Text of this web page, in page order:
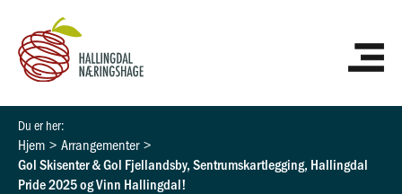
innholdet
Hjem
Arrangementer
Gol Skisenter & Gol Fjellandsby, Sentrumskartlegging, Hallingdal
Pride 2025 og Vinn Hallingdal!